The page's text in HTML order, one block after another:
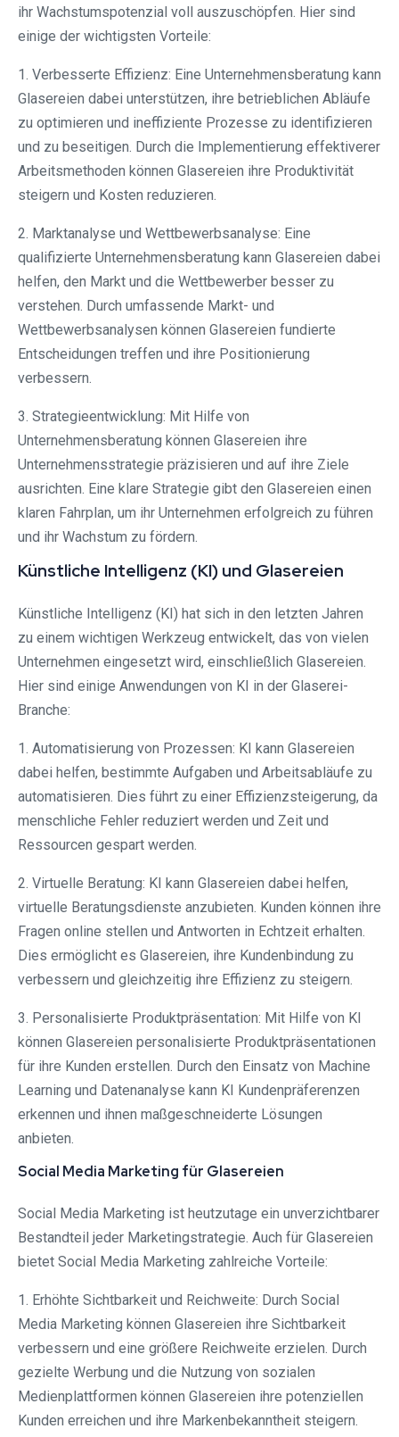
ihr Wachstumspotenzial voll auszuschöpfen. Hier sind
einige der wichtigsten Vorteile:
1. Verbesserte Effizienz: Eine Unternehmensberatung kann
Glasereien dabei unterstützen, ihre betrieblichen Abläufe
zu optimieren und ineffiziente Prozesse zu identifizieren
und zu beseitigen. Durch die Implementierung effektiverer
Arbeitsmethoden können Glasereien ihre Produktivität
steigern und Kosten reduzieren.
2. Marktanalyse und Wettbewerbsanalyse: Eine
qualifizierte Unternehmensberatung kann Glasereien dabei
helfen, den Markt und die Wettbewerber besser zu
verstehen. Durch umfassende Markt- und
Wettbewerbsanalysen können Glasereien fundierte
Entscheidungen treffen und ihre Positionierung
verbessern.
3. Strategieentwicklung: Mit Hilfe von
Unternehmensberatung können Glasereien ihre
Unternehmensstrategie präzisieren und auf ihre Ziele
ausrichten. Eine klare Strategie gibt den Glasereien einen
klaren Fahrplan, um ihr Unternehmen erfolgreich zu führen
und ihr Wachstum zu fördern.
Künstliche Intelligenz (KI) und Glasereien
Künstliche Intelligenz (KI) hat sich in den letzten Jahren
zu einem wichtigen Werkzeug entwickelt, das von vielen
Unternehmen eingesetzt wird, einschließlich Glasereien.
Hier sind einige Anwendungen von KI in der Glaserei-
Branche:
1. Automatisierung von Prozessen: KI kann Glasereien
dabei helfen, bestimmte Aufgaben und Arbeitsabläufe zu
automatisieren. Dies führt zu einer Effizienzsteigerung, da
menschliche Fehler reduziert werden und Zeit und
Ressourcen gespart werden.
2. Virtuelle Beratung: KI kann Glasereien dabei helfen,
virtuelle Beratungsdienste anzubieten. Kunden können ihre
Fragen online stellen und Antworten in Echtzeit erhalten.
Dies ermöglicht es Glasereien, ihre Kundenbindung zu
verbessern und gleichzeitig ihre Effizienz zu steigern.
3. Personalisierte Produktpräsentation: Mit Hilfe von KI
können Glasereien personalisierte Produktpräsentationen
für ihre Kunden erstellen. Durch den Einsatz von Machine
Learning und Datenanalyse kann KI Kundenpräferenzen
erkennen und ihnen maßgeschneiderte Lösungen
anbieten.
Social Media Marketing für Glasereien
Social Media Marketing ist heutzutage ein unverzichtbarer
Bestandteil jeder Marketingstrategie. Auch für Glasereien
bietet Social Media Marketing zahlreiche Vorteile:
1. Erhöhte Sichtbarkeit und Reichweite: Durch Social
Media Marketing können Glasereien ihre Sichtbarkeit
verbessern und eine größere Reichweite erzielen. Durch
gezielte Werbung und die Nutzung von sozialen
Medienplattformen können Glasereien ihre potenziellen
Kunden erreichen und ihre Markenbekanntheit steigern.